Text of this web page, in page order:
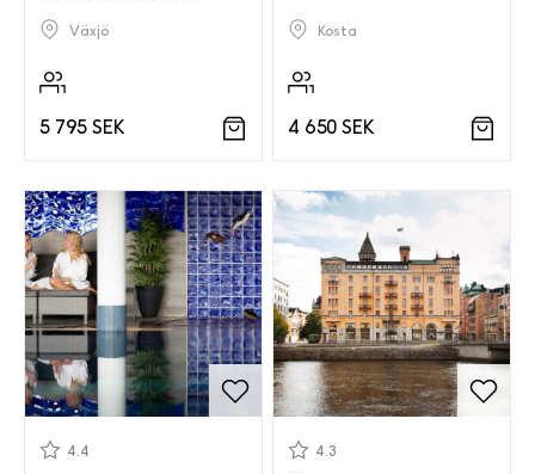
Växjö
5 795 SEK
Kosta
4 650 SEK
4.4 4.3